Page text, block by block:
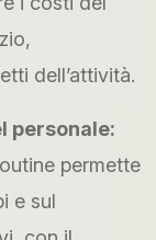
dell’attività.
personale:
permette
e sul